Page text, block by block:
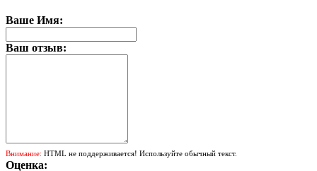
Ваше Имя:
Ваш отзыв:
Внимание: HTML не поддерживается! Используйте обычный текст.
Оценка: